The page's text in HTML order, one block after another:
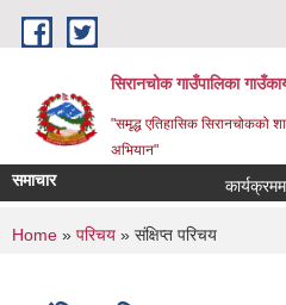
Skip to main content
सिरानचोक गाउँपालिका
"समृद्ध एतिहासिक सिरानचोकको
अभियान"
समाचार कार्यक्रममा
You are here
Home » परिचय » संक्षिप्त परिचय